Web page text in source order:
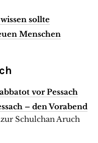
sollte
Menschen
vor Pessach
– den Vorabend
Schulchan Aruch